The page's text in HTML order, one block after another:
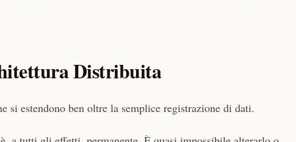
Distribuita
si estendono ben oltre la semplice registrazione di dati.